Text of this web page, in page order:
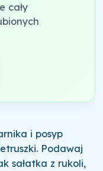
cały
i posyp
Podawaj
sałatka z rukoli,